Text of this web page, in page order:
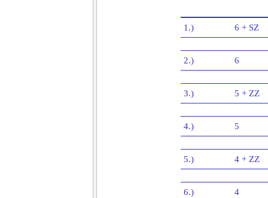
1.) 6 + SZ
2.) 6
3.) 5 + ZZ
4.) 5
5.) 4 + ZZ
6.) 4